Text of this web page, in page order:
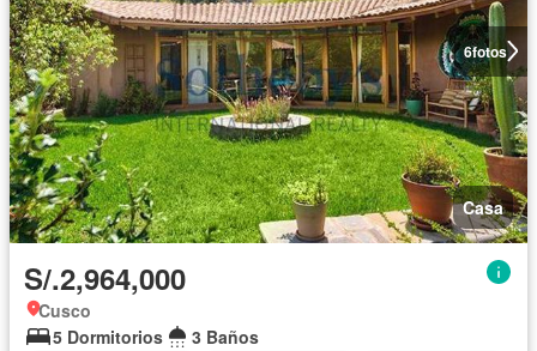
6fotos
Casa
S/.2,964,000
Cusco
5 Dormitorios
3 Baños